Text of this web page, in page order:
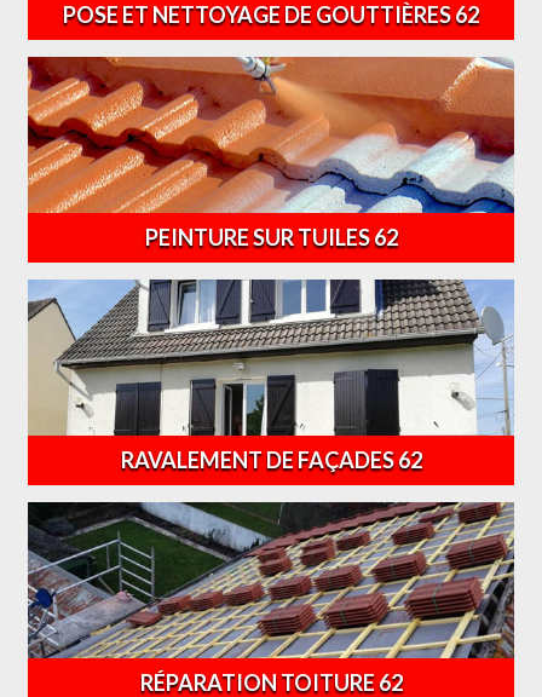
POSE ET NETTOYAGE DE GOUTTIÈRES 62
PEINTURE SUR TUILES 62
RAVALEMENT DE FAÇADES 62
RÉPARATION TOITURE 62